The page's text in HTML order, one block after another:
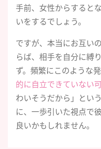
手前、女性からすると
いをするでしょう。
ですが、本当にお互い
らば、相手を自分に縛
ず。頻繁にこのような
的に自立できていない
わいそうだから」とい
に、一歩引いた視点で
良いかもしれません。